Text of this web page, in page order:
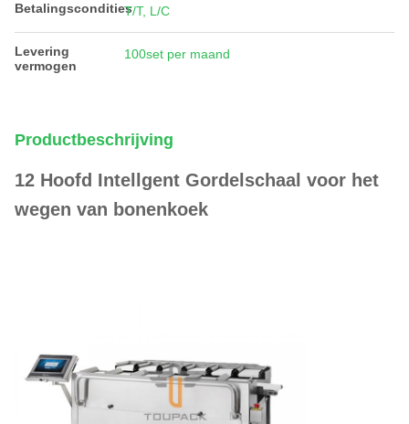
BetalingsconditiesT/T, L/C
Levering
vermogen
100set per maand
Productbeschrijving
12 Hoofd Intellgent Gordelschaal voor het
wegen van bonenkoek